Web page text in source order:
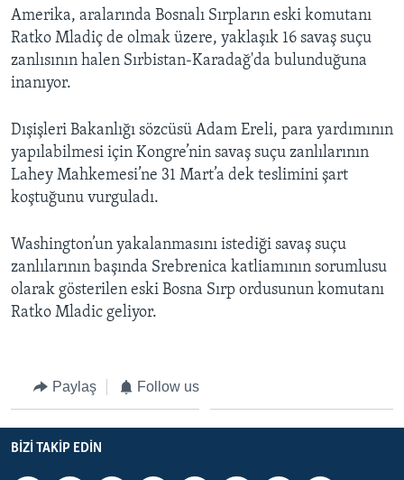
EKONOMİ
ÇEVRE
HAYATTAN
SANAT
VİDEO GALERİ
FOTO GALERİ
LEARNING ENGLISH
BIZI TAKIP EDIN
Diller
Amerika, aralarında Bosnalı Sırpların eski komutanı
Ratko Mladiç de olmak üzere, yaklaşık 16 savaş suçu
zanlısının halen Sırbistan-Karadağ'da bulunduğuna
inanıyor.
Dışişleri Bakanlığı sözcüsü Adam Ereli, para yardımının
yapılabilmesi için Kongre’nin savaş suçu zanlılarının
Lahey Mahkemesi’ne 31 Mart’a dek teslimini şart
koştuğunu vurguladı.
Washington’un yakalanmasını istediği savaş suçu
zanlılarının başında Srebrenica katliamının sorumlusu
olarak gösterilen eski Bosna Sırp ordusunun komutanı
Ratko Mladic geliyor.
Paylaş Follow us
BIZI TAKIP EDIN